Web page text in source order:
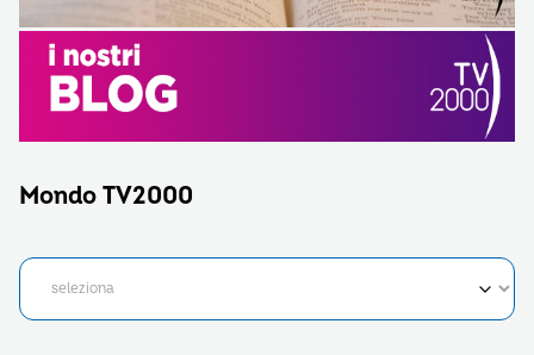
Mondo TV2000